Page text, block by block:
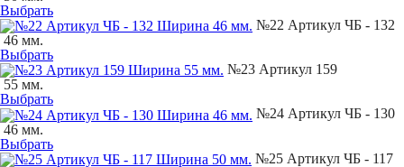
Выбрать
№22 Артикул ЧБ - 132
46 мм.
Выбрать
№23 Артикул 159
55 мм.
Выбрать
№24 Артикул ЧБ - 130
46 мм.
Выбрать
№25 Артикул ЧБ - 117